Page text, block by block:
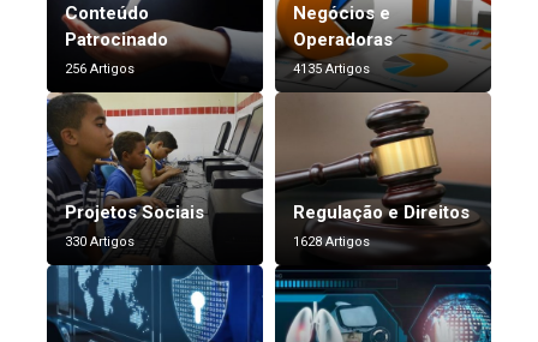
Conteúdo
Patrocinado
256 Artigos
Negócios e
Operadoras
4135 Artigos
Projetos Sociais
330 Artigos
Regulação e Direitos
1628 Artigos